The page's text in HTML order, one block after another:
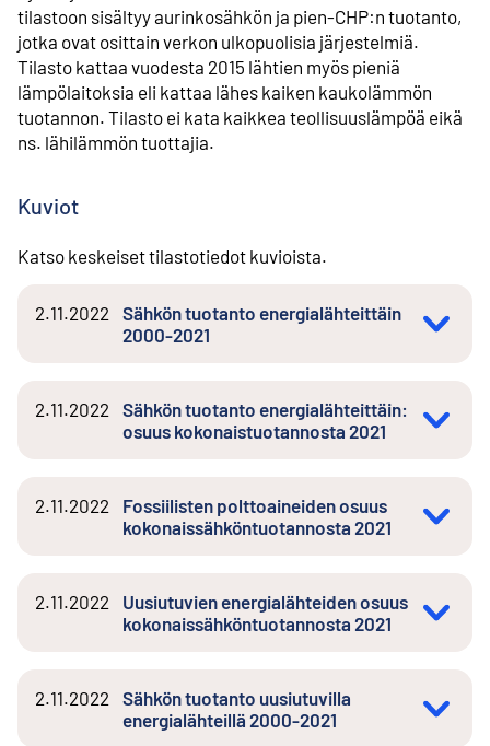
tilastoon sisältyy aurinkosähkön ja pien-CHP:n tuotanto,
jotka ovat osittain verkon ulkopuolisia järjestelmiä.
Tilasto kattaa vuodesta 2015 lähtien myös pieniä
lämpölaitoksia eli kattaa lähes kaiken kaukolämmön
tuotannon. Tilasto ei kata kaikkea teollisuuslämpöä eikä
ns. lähilämmön tuottajia.
Kuviot
Katso keskeiset tilastotiedot kuvioista.
2.11.2022
Sähkön tuotanto energialähteittäin
2000-2021
2.11.2022
Sähkön tuotanto energialähteittäin:
osuus kokonaistuotannosta 2021
2.11.2022
Fossiilisten polttoaineiden osuus
kokonaissähköntuotannosta 2021
2.11.2022
Uusiutuvien energialähteiden osuus
kokonaissähköntuotannosta 2021
2.11.2022
Sähkön tuotanto uusiutuvilla
energialähteillä 2000-2021